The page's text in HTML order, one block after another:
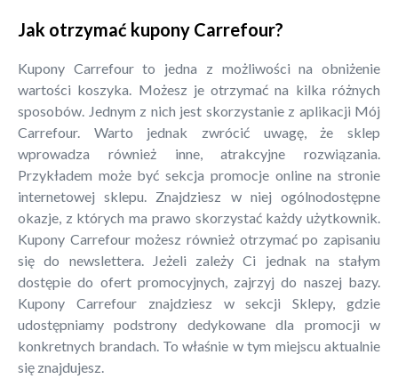
Jak otrzymać kupony Carrefour?
Kupony Carrefour to jedna z możliwości na obniżenie
wartości koszyka. Możesz je otrzymać na kilka różnych
sposobów. Jednym z nich jest skorzystanie z aplikacji Mój
Carrefour. Warto jednak zwrócić uwagę, że sklep
wprowadza również inne, atrakcyjne rozwiązania.
Przykładem może być sekcja promocje online na stronie
internetowej sklepu. Znajdziesz w niej ogólnodostępne
okazje, z których ma prawo skorzystać każdy użytkownik.
Kupony Carrefour możesz również otrzymać po zapisaniu
się do newslettera. Jeżeli zależy Ci jednak na stałym
dostępie do ofert promocyjnych, zajrzyj do naszej bazy.
Kupony Carrefour znajdziesz w sekcji Sklepy, gdzie
udostępniamy podstrony dedykowane dla promocji w
konkretnych brandach. To właśnie w tym miejscu aktualnie
się znajdujesz.